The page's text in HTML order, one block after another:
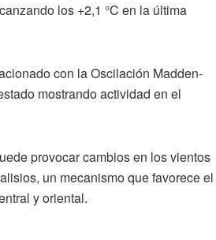
los +2,1 °C en la última
con la Oscilación Madden-
mostrando actividad en el
provocar cambios en los vientos
un mecanismo que favorece el
y oriental.